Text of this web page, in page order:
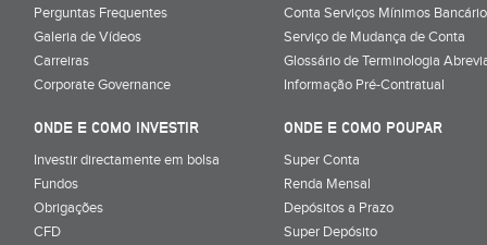
Perguntas Frequentes
Galeria de Vídeos
Carreiras
Corporate Governance
Conta Serviços Mínimos
Serviço de Mudança de Conta
Glossário de Terminologia
Informação Pré-Contratual
ONDE E COMO INVESTIR
Investir directamente em bolsa
Fundos
Obrigações
CFD
ONDE E COMO POUPAR
Super Conta
Renda Mensal
Depósitos a Prazo
Super Depósito